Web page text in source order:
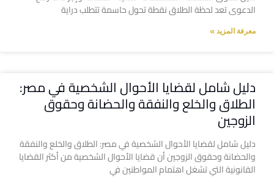
الدعوى تعد لحظة الطلاق نقطة تحول حاسمة تتطلب دراية
معرفة المزيد »
دليل شامل لقضايا الأحوال الشخصية في مصر:
الطلاق والخلع والنفقة والحضانة وحقوق
الزوجين
دليل شامل لقضايا الأحوال الشخصية في مصر: الطلاق والخلع والنفقة
والحضانة وحقوق الزوجين أن قضايا الأحوال الشخصية من أكثر القضايا
القانونية التي تشغل اهتمام المواطنين في